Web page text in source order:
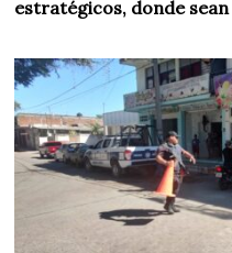
estratégicos, donde